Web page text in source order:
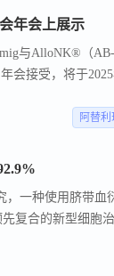
月和2.86个月。
年会上展示
与AlloNK®（
会接受，将于
是一家致力于通
阿替
一种使用脐带血
复合的新型细胞
缓解率为 66.7%